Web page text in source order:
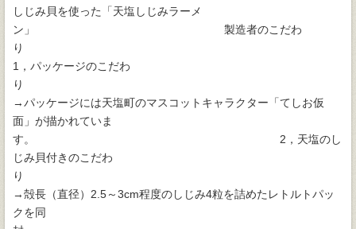
しじみ貝を使った「天塩しじみラーメ
ン」 製造者のこだわ
1，パッケージのこだわ
→パッケージには天塩町のマスコットキャラクター「てしお仮
面」が描かれていま
す。 2，天塩のし
じみ貝付きのこだわ
→殻長（直径）2.5～3cm程度のしじみ4粒を詰めたレトルトパッ
クを同